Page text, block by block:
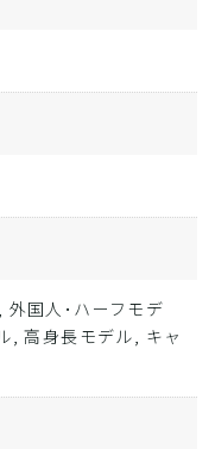
外国人･ハーフモデ
, 高身長モデル, キャ